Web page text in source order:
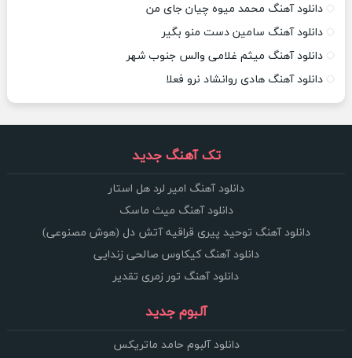
دانلود آهنگ محمد میوه چیان جای من
دانلود آهنگ سامین دست منو بگیر
دانلود آهنگ میثم غلامی والس جنوب شهر
دانلود آهنگ هادی روانشاد نرو فعلا
تک آهنگ جدید
دانلود آهنگ امیر لرد هل استار
دانلود آهنگ میث ماسک
دانلود آهنگ توحید پیری قراقیه آتش دل (هوش مصنوعی)
دانلود آهنگ کیکاوس صالحی زندایی
دانلود آهنگ تور زمری تقدیر
آلبوم جدید
دانلود آلبوم حامد ماتریکس